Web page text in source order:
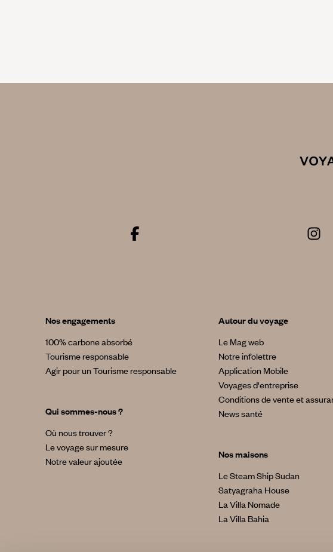
Nos engagements
100% carbone absorbé
Tourisme responsable
Agir pour un Tourisme responsable
Qui sommes-nous ?
Où nous trouver ?
Le voyage sur mesure
Notre valeur ajoutée
Autour du voyage
Le Mag web
Notre infolettre
Application Mobile
Voyages d'entreprise
Conditions de vente et
News santé
Nos maisons
Le Steam Ship Sudan
Satyagraha House
La Villa Nomade
La Villa Bahia